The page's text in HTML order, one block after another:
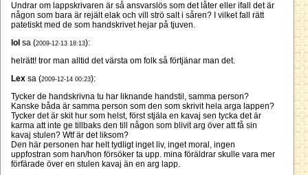
Undrar om lappskrivaren är så ansvarslös som det låter eller ifall det är
någon som bara är rejält elak och vill strö salt i såren? I vilket fall rätt
patetiskt med de som handskrivet hejar på tjuven.
lol sa (2009-12-13 18:13):
helrätt! tror man alltid det värsta om folk så förtjänar man det.
Lex sa (2009-12-14 00:23):
Tycker de handskrivna tu har liknande handstil, samma person?
Kanske båda är samma person som den som skrivit hela arga lappen?
Tycker det är skit hur som helst, först stjäla en kavaj sen tycka det är
karma att inte ge tillbaks den till någon som blivit arg över att få sin
kavaj stulen? Wtf är det liksom?
Den här personen har helt tydligt inget liv, inget moral, ingen
uppfostran som han/hon försöker ta upp. mina föräldrar skulle vara mer
förfärade över en stulen kavaj än en arg lapp.